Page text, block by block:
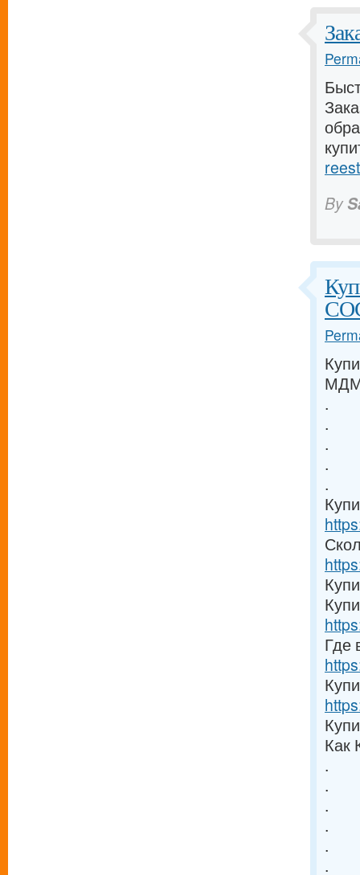
By
.
.
.
.
.
Где
Как
.
.
.
.
.
.